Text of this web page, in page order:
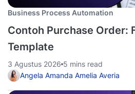
Business Process Automation
Contoh Purchase Order:
Template
3 Agustus 2026 5 mins read
Angela Amanda Amelia Averia